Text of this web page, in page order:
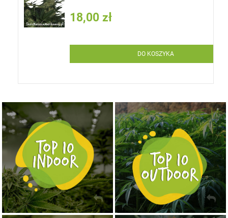
18,00 zł
DO KOSZYKA
NASIONA MARIHUANY TOP 10 INDOOR
KUP TERAZ NASIONA MARIHUANY TOP 10 OUTDOOR
KUP TERAZ